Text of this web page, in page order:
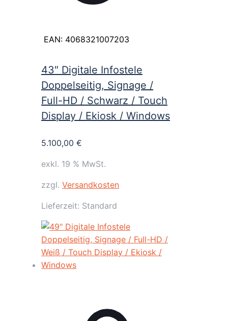
EAN: 4068321007203
43″ Digitale Infostele
Doppelseitig, Signage /
Full-HD / Schwarz / Touch
Display / Ekiosk / Windows
5.100,00 €
exkl. 19 % MwSt.
zzgl. Versandkosten
Lieferzeit: Standard